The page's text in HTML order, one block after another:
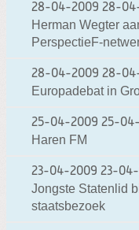
28-04-2009 28-
Herman Wegter
PerspectieF-
28-04-2009 28-
Europadebat in
25-04-2009 25-
Haren FM
23-04-2009 23-04-
Jongste Statenlid
staatsbezoek